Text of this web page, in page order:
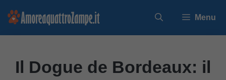
Vai
Menu
Il Dogue de Bordeaux: il